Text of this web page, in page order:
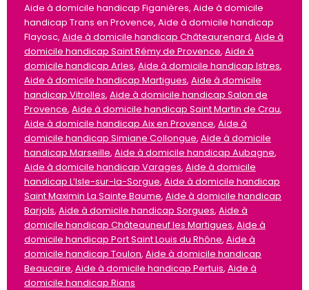
Aide à domicile handicap Figanières, Aide à domicile
handicap Trans en Provence, Aide à domicile handicap
Flayosc, Aide à domicile handicap Châteaurenard, Aide à
domicile handicap Saint Rémy de Provence, Aide à
domicile handicap Arles, Aide à domicile handicap Istres,
Aide à domicile handicap Martigues, Aide à domicile
handicap Vitrolles, Aide à domicile handicap Salon de
Provence, Aide à domicile handicap Saint Martin de Crau,
Aide à domicile handicap Aix en Provence, Aide à
domicile handicap Simiane Collongue, Aide à domicile
handicap Marseille, Aide à domicile handicap Aubagne,
Aide à domicile handicap Varages, Aide à domicile
handicap L’Isle-sur-la-Sorgue, Aide à domicile handicap
Saint Maximin La Sainte Baume, Aide à domicile handicap
Barjols, Aide à domicile handicap Sorgues, Aide à
domicile handicap Châteauneuf les Martigues, Aide à
domicile handicap Port Saint Louis du Rhône, Aide à
domicile handicap Toulon, Aide à domicile handicap
Beaucaire, Aide à domicile handicap Pertuis, Aide à
domicile handicap Rians